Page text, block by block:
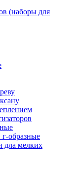
(наборы для
образные
дла мелких